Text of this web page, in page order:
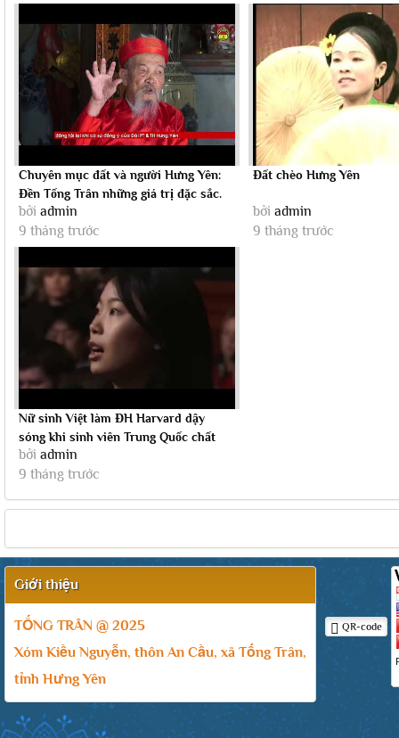
Chuyên mục đất và người Hưng Yên:
Đền Tống Trân những giá trị đặc sắc.
bởi admin
9 tháng trước
Đất chèo Hưng Yên
bởi admin
9 tháng trước
Nữ sinh Việt làm ĐH Harvard dậy
sóng khi sinh viên Trung Quốc chất
vấn chủ...
bởi admin
9 tháng trước
Giới thiệu
TỐNG TRÂN @ 2025
Xóm Kiều Nguyễn, thôn An Cầu, xã Tống Trân,
tỉnh Hưng Yên
QR-code